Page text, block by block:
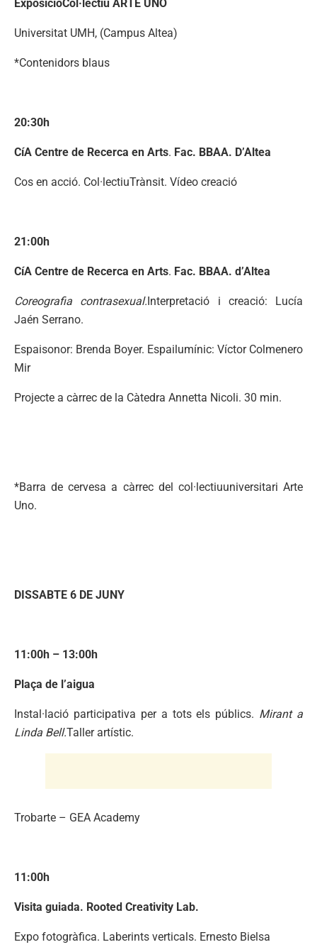
ExposicióCol·lectiu ARTE UNO
Universitat UMH, (Campus Altea)
*Contenidors blaus
20:30h
CíA Centre de Recerca en Arts. Fac. BBAA. D’Altea
Cos en acció. Col·lectiuTrànsit. Vídeo creació
21:00h
CíA Centre de Recerca en Arts. Fac. BBAA. d’Altea
Coreografia contrasexual.Interpretació i creació: Lucía
Jaén Serrano.
Espaisonor: Brenda Boyer. Espailumínic: Víctor Colmenero
Mir
Projecte a càrrec de la Càtedra Annetta Nicoli. 30 min.
*Barra de cervesa a càrrec del col·lectiuuniversitari Arte
Uno.
DISSABTE 6 DE JUNY
11:00h – 13:00h
Plaça de l’aigua
Instal·lació participativa per a tots els públics. Mirant a
Linda Bell.Taller artístic.
Trobarte – GEA Academy
11:00h
Visita guiada. Rooted Creativity Lab.
Expo fotogràfica. Laberints verticals. Ernesto Bielsa